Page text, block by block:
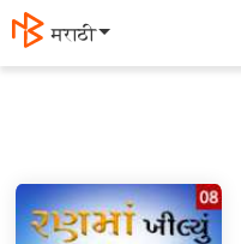
मराठी